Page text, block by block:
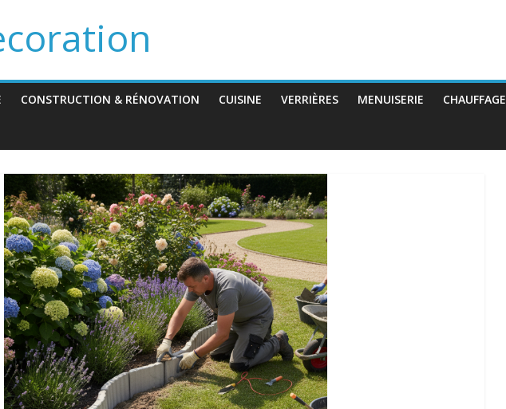
CONSTRUCTION & RÉNOVATION CUISINE VERRIÈRES MENUISERIE CHAUFFAGE